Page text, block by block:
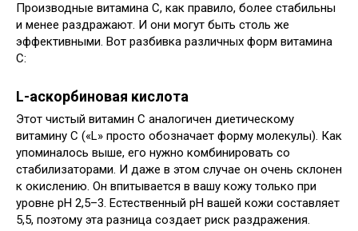
Производные витамина С, как правило, более стабильны
и менее раздражают. И они могут быть столь же
эффективными. Вот разбивка различных форм витамина
С:
L-аскорбиновая кислота
Этот чистый витамин C аналогичен диетическому
витамину C («L» просто обозначает форму молекулы). Как
упоминалось выше, его нужно комбинировать со
стабилизаторами. И даже в этом случае он очень склонен
к окислению. Он впитывается в вашу кожу только при
уровне pH 2,5–3. Естественный pH вашей кожи составляет
5,5, поэтому эта разница создает риск раздражения.